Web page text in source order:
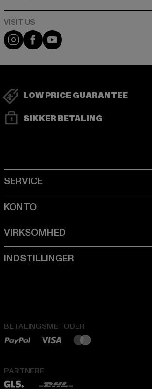
Visit our Instagram page:
Visit our Facebook page:
Visit our YouTube channel:
LOW PRICE GUARANTEE
SIKKER BETALING
BETALINGSMETODER
PARTNERE